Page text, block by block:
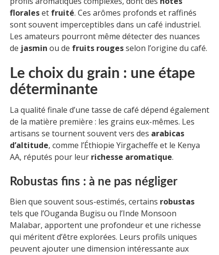
floraleset fruité. Ces arômes profonds et raffinés
sont souvent imperceptibles dans un café industriel.
Les amateurs pourront même détecter des nuances
de jasmin ou de fruits rougesselon l’origine du café.
Le choix du grain : une étape
déterminante
La qualité finale d’une tasse de café dépend également
de la matière première : les grains eux-mêmes. Les
artisans se tournent souvent vers des arabicas
d’altitude, comme l’Éthiopie Yirgacheffe et le Kenya
AA, réputés pour leur richesse aromatique.
Robustas fins : à ne pas négliger
Bien que souvent sous-estimés, certains robustas
tels que l’Ouganda Bugisu ou l’Inde Monsoon
Malabar, apportent une profondeur et une richesse
qui méritent d’être explorées. Leurs profils uniques
peuvent ajouter une dimension intéressante aux